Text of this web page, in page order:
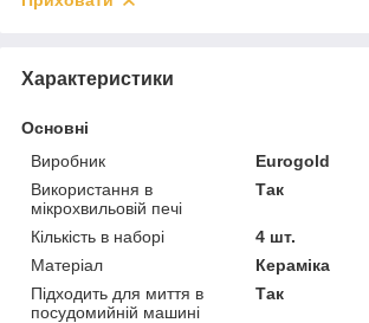
Характеристики
Основні
Виробник
Eurogold
Використання в
мікрохвильовій печі
Так
Кількість в наборі
4 шт.
Матеріал
Кераміка
Підходить для миття в
посудомийній машині
Так